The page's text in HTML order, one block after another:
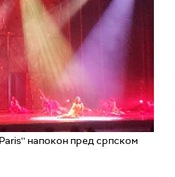
напокон пред српском